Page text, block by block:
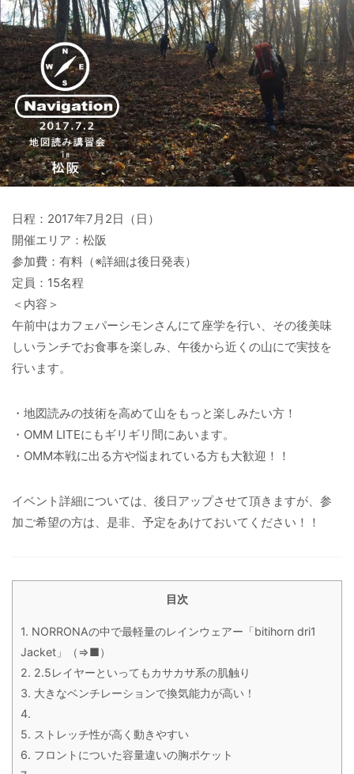
日程：2017年7月2日（日）
開催エリア：松阪
参加費：有料（※詳細は後日発表）
定員：15名程
＜内容＞
午前中はカフェパーシモンさんにて座学を行い、その後美味
しいランチでお食事を楽しみ、午後から近くの山にで実技を
行います。
・地図読みの技術を高めて山をもっと楽しみたい方！
・OMM LITEにもギリギリ間にあいます。
・OMM本戦に出る方や悩まれている方も大歓迎！！
イベント詳細については、後日アップさせて頂きますが、参
加ご希望の方は、是非、予定をあけておいてください！！
目次
1. NORRONAの中で最軽量のレインウェアー「bitihorn dri1
Jacket」（⇒■）
2. 2.5レイヤーといってもカサカサ系の肌触り
3. 大きなベンチレーションで換気能力が高い！
4.
5. ストレッチ性が高く動きやすい
6. フロントについた容量違いの胸ポケット